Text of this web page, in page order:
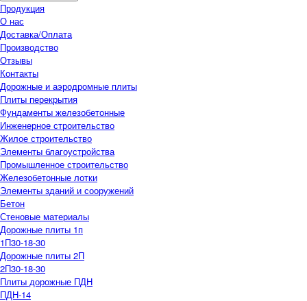
Продукция
О нас
Доставка/Оплата
Производство
Отзывы
Контакты
Дорожные и аэродромные плиты
Плиты перекрытия
Фундаменты железобетонные
Инженерное строительство
Жилое строительство
Элементы благоустройства
Промышленное строительство
Железобетонные лотки
Элементы зданий и сооружений
Бетон
Стеновые материалы
Дорожные плиты 1п
1П30-18-30
Дорожные плиты 2П
2П30-18-30
Плиты дорожные ПДН
ПДН-14